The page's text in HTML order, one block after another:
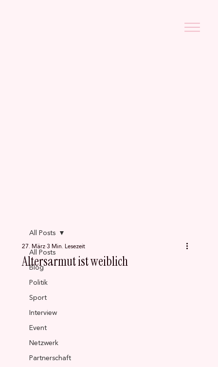
All Posts
Blog
Politik
Sport
Interview
Event
Netzwerk
Partnerschaft
All Posts
Altersarmut ist weiblich
27. März3 Min. Lesezeit